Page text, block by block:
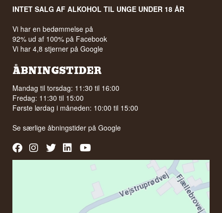
INTET SALG AF ALKOHOL TIL UNGE UNDER 18 ÅR
Vi har en bedømmelse på
92% ud af 100% på Facebook
Vi har 4,8 stjerner på Google
ÅBNINGSTIDER
Mandag til torsdag: 11:30 til 16:00
Fredag: 11:30 til 15:00
Første lørdag i måneden: 10:00 til 15:00
Se særlige åbningstider påGoogle